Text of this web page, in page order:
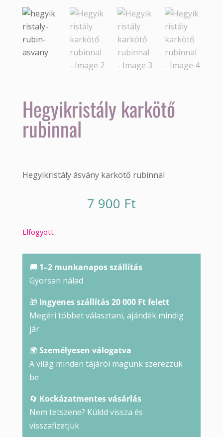
Hegyikristály karkötő
rubinnal
Hegyikristály ásvány karkötő rubinnal
7 900 Ft
Elfogyott
🚚 1–2 munkanapos szállítás
Gyorsan nálad
🎁 Ingyenes szállítás 20 000 Ft felett
Megéri többet választani, ajándék mindig
jár
🌍Személyesen válogatva
A világ minden tájáról magunk szerezzük
be
🔄 Kockázatmentes vásárlás
Nem tetszene? Küldd vissza és
visszafizetjük